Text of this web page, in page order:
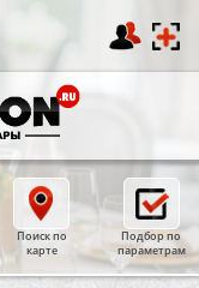
Поиск по
карте
Подбор по
параметрам